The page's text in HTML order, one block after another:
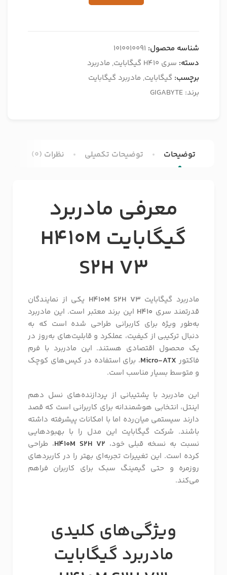
شناسه محصول: 1010010091
دسته: سری H410 گیگابایت , مادربرد
برچسب: گیگابایت, مادربرد گیگابایت
برند: GIGABYTE
توضیحات توضیحات تکمیلی نظرات (0)
معرفی مادربرد
گیگابایت H410M
S2H V3
مادربرد گیگابایت H410M S2H V3 یکی از نمایندگان
قدرتمند سری H410 این برند معتبر است. این مادربرد
به‌طور ویژه برای کاربرانی طراحی شده است که به
دنبال ترکیبی از کیفیت، عملکرد و قابلیت‌های به‌روز در
یک محصول اقتصادی هستند. این مادربرد با فرم
فاکتور Micro-ATX، برای استفاده در کیس‌های کوچک
و متوسط بسیار مناسب است.
این مادربرد با پشتیبانی از پردازنده‌های نسل دهم
اینتل، انتخابی هوشمندانه برای کاربرانی است که قصد
دارند سیستمی میان‌رده اما با امکانات پیشرفته داشته
باشند. شرکت گیگابایت این مدل را با بهبودهایی
نسبت به نسخه قبلی خود، H410M S2H V2، طراحی
کرده است. این تغییرات تجربه‌ای بهتر را در کاربردهای
روزمره و حتی گیمینگ سبک برای کاربران فراهم
می‌کند.
ویژگی‌های کلیدی
مادربرد گیگابایت